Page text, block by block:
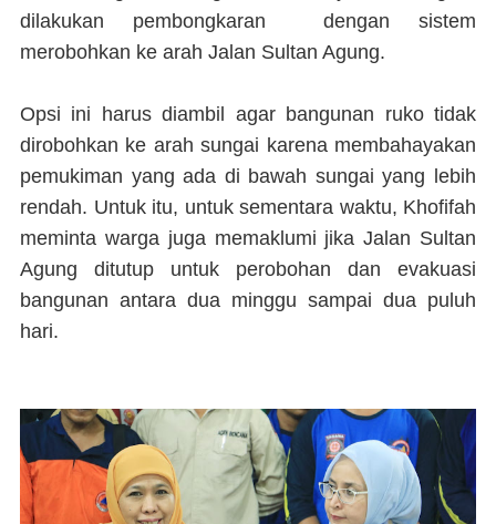
dilakukan pembongkaran dengan sistem
merobohkan ke arah Jalan Sultan Agung.
Opsi ini harus diambil agar bangunan ruko tidak
dirobohkan ke arah sungai karena membahayakan
pemukiman yang ada di bawah sungai yang lebih
rendah. Untuk itu, untuk sementara waktu, Khofifah
meminta warga juga memaklumi jika Jalan Sultan
Agung ditutup untuk perobohan dan evakuasi
bangunan antara dua minggu sampai dua puluh
hari.